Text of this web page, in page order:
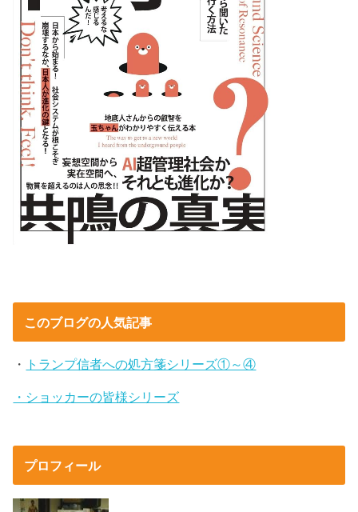
このブログの人気記事
・ トランプ信者への処方箋シリーズ①～④
・ショッカーの皆様シリーズ
プロフィール